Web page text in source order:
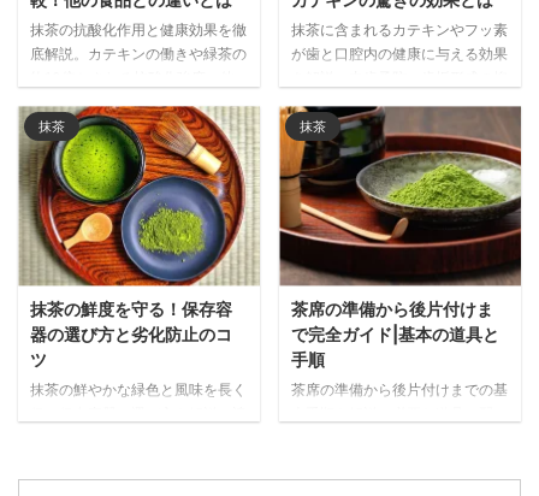
抹茶の抗酸化作用と健康効果を徹
底解説。カテキンの働きや緑茶の
抹茶が注目される理由と日常的な
取り入れ方をご紹介します。
抹茶に含まれるカテキンやフッ素
が歯と口腔内の健康に与える効果
を取り入れることで期待できる口
腔ケア効果を詳しく紹介します。
抹茶
抹茶の鮮度を守る！保存容
器の選び方と劣化防止のコ
ツ
抹茶の鮮やかな緑色と風味を長く
ス・プラスチック製など素材別の
抹茶
茶席の準備から後片付けま
で完全ガイド|基本の道具と
手順
茶席の準備から後片付けまでの基
たおもてなしを実現するポイント